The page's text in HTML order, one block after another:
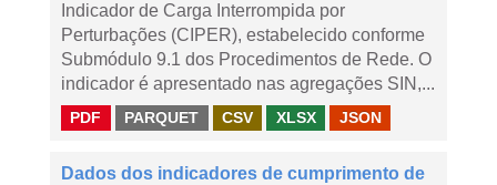
Indicador de Carga Interrompida por
Perturbações (CIPER), estabelecido conforme
Submódulo 9.1 dos Procedimentos de Rede. O
indicador é apresentado nas agregações SIN,...
PDF PARQUET CSV XLSX JSON
Dados dos indicadores de cumprimento de